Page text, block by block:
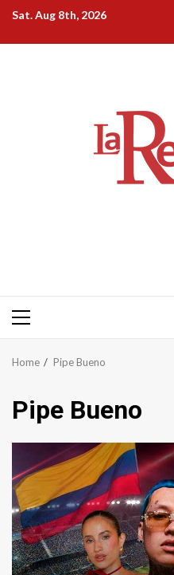
Skip
content
Sat. Aug 8th, 2026
Primary
Home Pipe Bueno
Pipe Bueno